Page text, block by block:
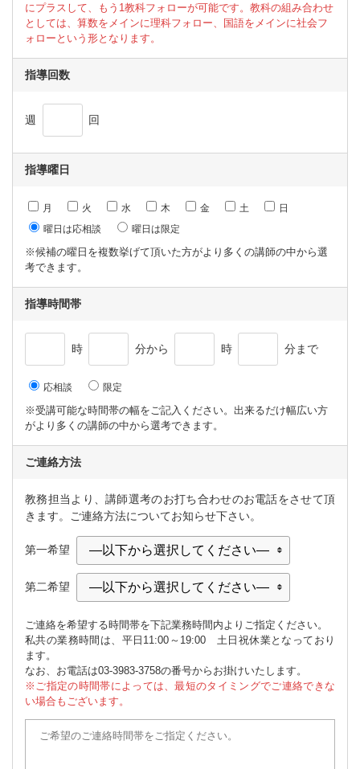
にプラスして、もう1教科フォローが可能です。教科の組み合わせ
としては、算数をメインに理科フォロー、国語をメインに社会フ
ォローという形となります。
指導回数
週 回
指導曜日
月 火 水 木 金 土
日
曜日は応相談
曜日は限定
※候補の曜日を複数挙げて頂いた方がより多くの講師の中から選
考できます。
指導時間帯
時 分から 時 分まで
応相談 限定
※受講可能な時間帯の幅をご記入ください。出来るだけ幅広い方
がより多くの講師の中から選考できます。
ご連絡方法
教務担当より、講師選考のお打ち合わせのお電話をさせて頂
きます。ご連絡方法についてお知らせ下さい。
第一希望
第二希望
ご連絡を希望する時間帯を下記業務時間内よりご指定ください。
私共の業務時間は、平日11:00～19:00 土日祝休業となっており
ます。
なお、お電話は03-3983-3758の番号からお掛けいたします。
※ご指定の時間帯によっては、最短のタイミングでご連絡できな
い場合もございます。